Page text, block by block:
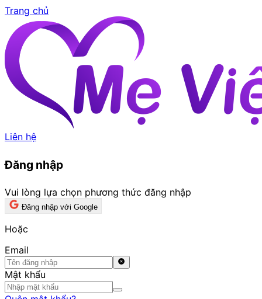
Trang chủ
Liên hệ
Đăng nhập
Vui lòng lựa chọn phương thức đăng nhập
Đăng nhập với Google
Hoặc
Email
Mật khẩu